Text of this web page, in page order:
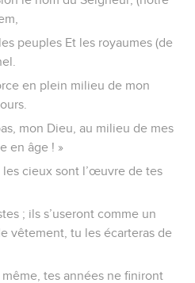
peuples Et les royaumes (de
en plein milieu de mon
mon Dieu, au milieu de mes
en âge ! »
les cieux sont l’œuvre de tes
; ils s’useront comme un
vêtement, tu les écarteras de
tes années ne finiront